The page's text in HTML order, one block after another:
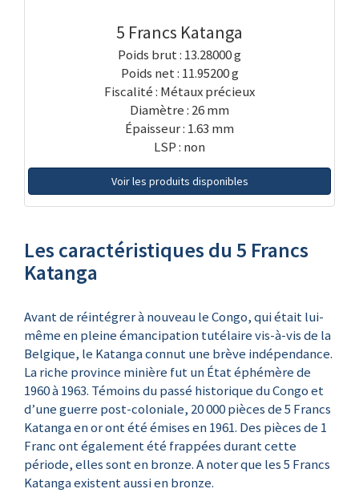
5 Francs Katanga
Poids brut : 13.28000 g
Poids net : 11.95200 g
Fiscalité : Métaux précieux
Diamètre : 26 mm
Épaisseur : 1.63 mm
LSP : non
Voir les produits disponibles
Les caractéristiques du 5 Francs
Katanga
Avant de réintégrer à nouveau le Congo, qui était lui-
même en pleine émancipation tutélaire vis-à-vis de la
Belgique, le Katanga connut une brève indépendance.
La riche province minière fut un État éphémère de
1960 à 1963. Témoins du passé historique du Congo et
d’une guerre post-coloniale, 20 000 pièces de 5 Francs
Katanga en or ont été émises en 1961. Des pièces de 1
Franc ont également été frappées durant cette
période, elles sont en bronze. A noter que les 5 Francs
Katanga existent aussi en bronze.